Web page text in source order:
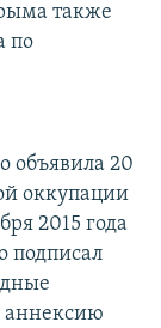
также
по
объявила 20
оккупации
2015 года
подписал
аннексию